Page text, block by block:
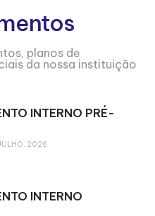
planos de
da nossa instituição
INTERNO PRÉ-
2026
INTERNO